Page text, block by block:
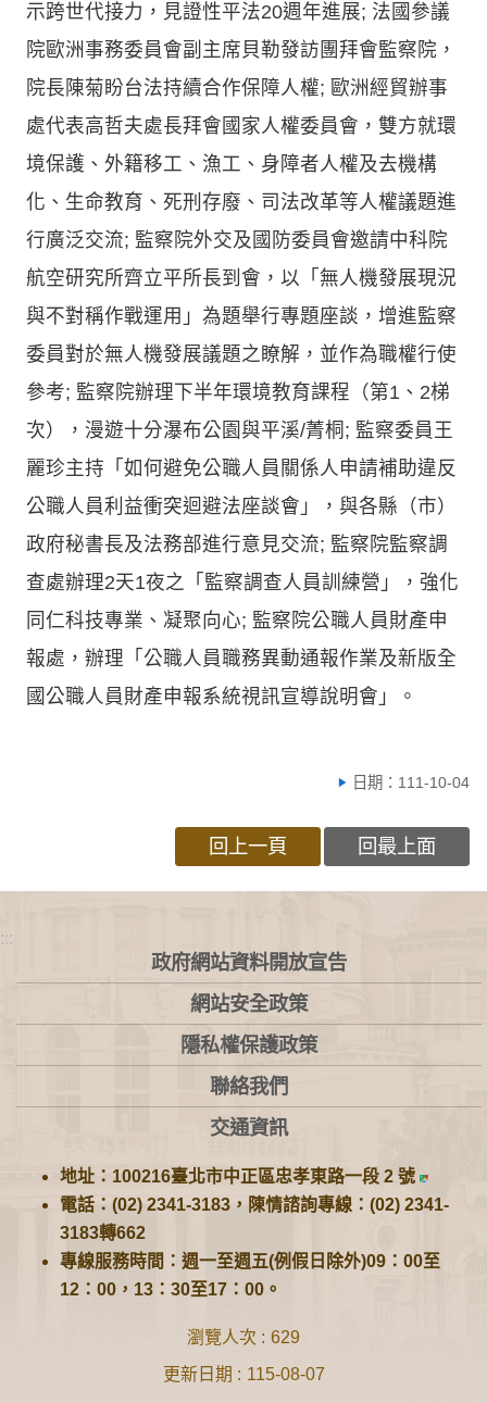
示跨世代接力，見證性平法20週年進展; 法國參議
院歐洲事務委員會副主席貝勒發訪團拜會監察院，
院長陳菊盼台法持續合作保障人權; 歐洲經貿辦事
處代表高哲夫處長拜會國家人權委員會，雙方就環
境保護、外籍移工、漁工、身障者人權及去機構
化、生命教育、死刑存廢、司法改革等人權議題進
行廣泛交流; 監察院外交及國防委員會邀請中科院
航空研究所齊立平所長到會，以「無人機發展現況
與不對稱作戰運用」為題舉行專題座談，增進監察
委員對於無人機發展議題之瞭解，並作為職權行使
參考; 監察院辦理下半年環境教育課程（第1、2梯
次），漫遊十分瀑布公園與平溪/菁桐; 監察委員王
麗珍主持「如何避免公職人員關係人申請補助違反
公職人員利益衝突迴避法座談會」，與各縣（市）
政府秘書長及法務部進行意見交流; 監察院監察調
查處辦理2天1夜之「監察調查人員訓練營」，強化
同仁科技專業、凝聚向心; 監察院公職人員財產申
報處，辦理「公職人員職務異動通報作業及新版全
國公職人員財產申報系統視訊宣導說明會」。
日期：111-10-04
回上一頁 回最上面
:::
政府網站資料開放宣告
網站安全政策
隱私權保護政策
聯絡我們
交通資訊
地址：100216臺北市中正區忠孝東路一段 2 號
電話：(02) 2341-3183，陳情諮詢專線：(02) 2341-
3183轉662
專線服務時間：週一至週五(例假日除外)09：00至
12：00，13：30至17：00。
瀏覽人次
629
更新日期
115-08-07